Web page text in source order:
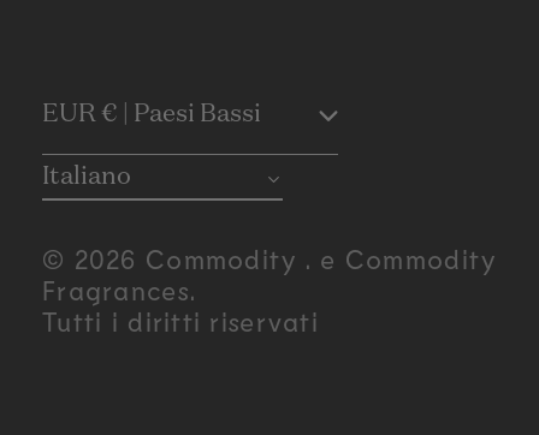
C
o
u
n
EUR € | Paesi Bassi
Italiano
© 2026 Commodity . e Commodity
Fragrances.
Tutti i diritti riservati